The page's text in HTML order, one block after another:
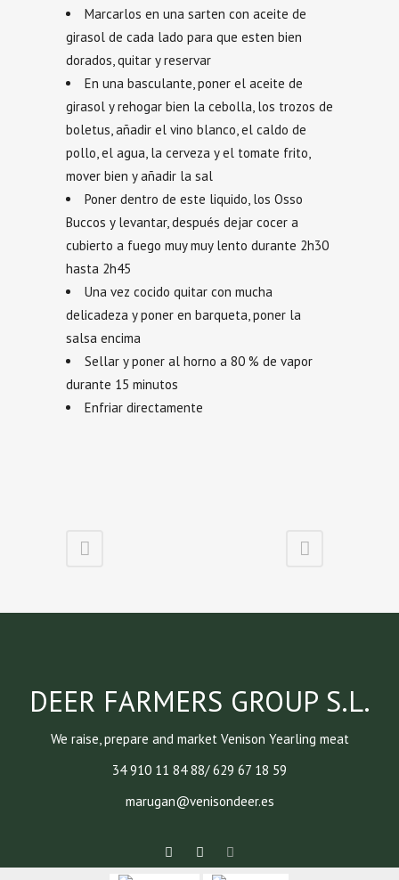
Marcarlos en una sarten con aceite de
girasol de cada lado para que esten bien
dorados, quitar y reservar
En una basculante, poner el aceite de
girasol y rehogar bien la cebolla, los trozos de
boletus, añadir el vino blanco, el caldo de
pollo, el agua, la cerveza y el tomate frito,
mover bien y añadir la sal
Poner dentro de este liquido, los Osso
Buccos y levantar, después dejar cocer a
cubierto a fuego muy muy lento durante 2h30
hasta 2h45
Una vez cocido quitar con mucha
delicadeza y poner en barqueta, poner la
salsa encima
Sellar y poner al horno a 80 % de vapor
durante 15 minutos
Enfriar directamente
DEER FARMERS GROUP S.L.
We raise, prepare and market Venison Yearling meat
34 910 11 84 88/ 629 67 18 59
marugan@venisondeer.es